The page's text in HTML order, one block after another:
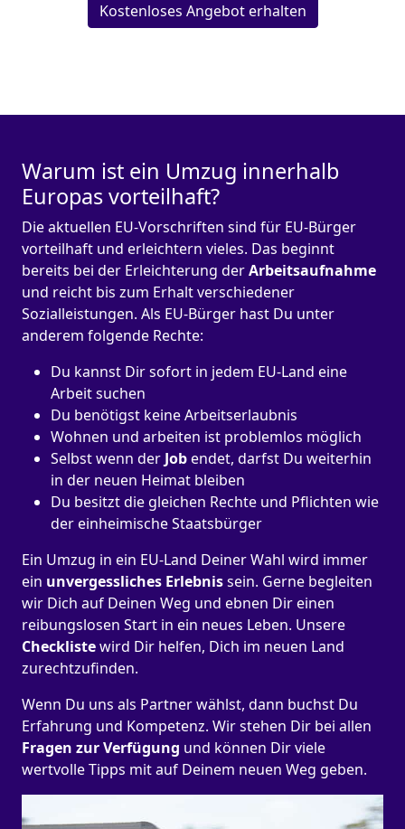
Kostenloses Angebot erhalten
Warum ist ein Umzug innerhalb
Europas vorteilhaft?
Die aktuellen EU-Vorschriften sind für EU-Bürger
vorteilhaft und erleichtern vieles. Das beginnt
bereits bei der Erleichterung derArbeitsaufnahme
und reicht bis zum Erhalt verschiedener
Sozialleistungen. Als EU-Bürger hast Du unter
anderem folgende Rechte:
Du kannst Dir sofort in jedem EU-Land eine
Arbeit suchen
Du benötigst keine Arbeitserlaubnis
Wohnen und arbeiten ist problemlos möglich
Selbst wenn der Jobendet, darfst Du weiterhin
in der neuen Heimat bleiben
Du besitzt die gleichen Rechte und Pflichten wie
der einheimische Staatsbürger
Ein Umzug in ein EU-Land Deiner Wahl wird immer
ein unvergessliches Erlebnissein. Gerne begleiten
wir Dich auf Deinen Weg und ebnen Dir einen
reibungslosen Start in ein neues Leben. Unsere
Checklistewird Dir helfen, Dich im neuen Land
zurechtzufinden.
Wenn Du uns als Partner wählst, dann buchst Du
Erfahrung und Kompetenz. Wir stehen Dir bei allen
Fragen zur Verfügung und können Dir viele
wertvolle Tipps mit auf Deinem neuen Weg geben.